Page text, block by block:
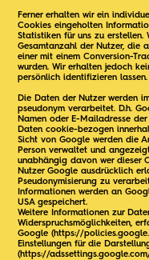
Ferner erhalten wir ein
Cookies eingeholten
Statistiken für uns zu erstellen.
Gesamtanzahl der Nutzer, die
einer mit einem Conversion-
wurden. Wir erhalten jedoch
persönlich identifizieren lassen.
Die Daten der Nutzer werden
pseudonym verarbeitet. D.h.
Namen oder E-Mailadresse
Daten cookie-bezogen
Sicht von Google werden die
Person verwaltet und
unabhängig davon wer dieser
Nutzer Google ausdrücklich
Pseudonymisierung zu
Informationen werden an
USA gespeichert.
Weitere Informationen zur
Widerspruchsmöglichkeiten,
Google (https://
Einstellungen für die
(https://